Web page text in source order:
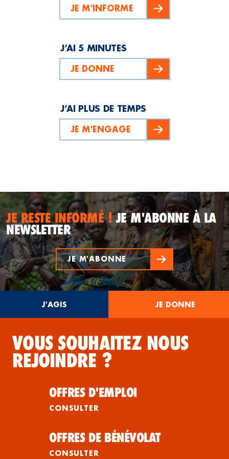
JE M'INFORME
J’AI 5 MINUTES
JE DONNE
J’AI PLUS DE TEMPS
JE M'ENGAGE
JE RESTE INFORMÉ !JE M'ABONNE À LA
NEWSLETTER
JE M'ABONNE
J'AGIS JE DONNE
VOUS SOUHAITEZ NOUS
REJOINDRE ?
OFFRES D'EMPLOI
CONSULTER
OFFRES DE BÉNÉVOLAT
CONSULTER